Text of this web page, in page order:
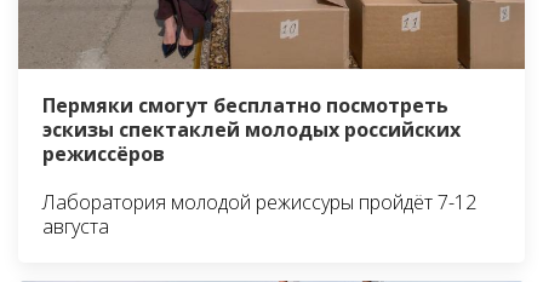
Пермяки смогут бесплатно посмотреть
эскизы спектаклей молодых российских
режиссёров
Лаборатория молодой режиссуры пройдёт 7-12
августа